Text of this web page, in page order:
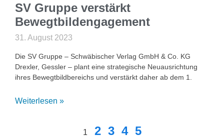
SV Gruppe verstärkt
Bewegtbildengagement
31. August 2023
Die SV Gruppe – Schwäbischer Verlag GmbH & Co. KG
Drexler, Gessler – plant eine strategische Neuausrichtung
ihres Bewegtbildbereichs und verstärkt daher ab dem 1.
Weiterlesen »
1 2 3 4 5